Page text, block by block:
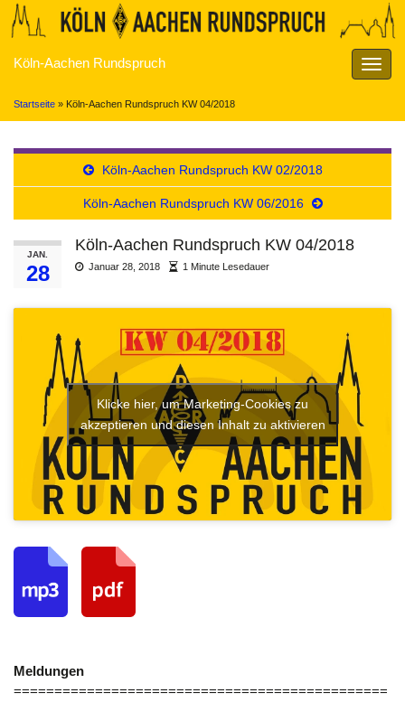
Köln-Aachen Rundspruch
Startseite » Köln-Aachen Rundspruch KW 04/2018
Köln-Aachen Rundspruch KW 02/2018
Köln-Aachen Rundspruch KW 06/2016
JAN.
28
Köln-Aachen Rundspruch KW 04/2018
Januar 28, 2018 1 Minute Lesedauer
Klicke hier, um Marketing-Cookies zu
akzeptieren und diesen Inhalt zu aktivieren
Meldungen
==============================================